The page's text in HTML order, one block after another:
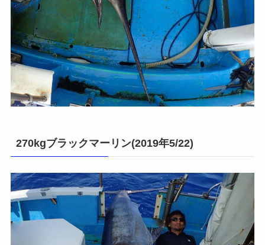
270kgブラックマーリン(2019年5/22)